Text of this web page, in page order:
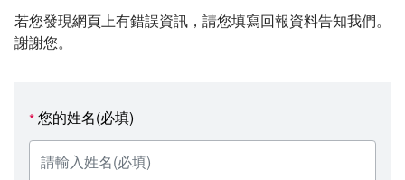
若您發現網頁上有錯誤資訊，請您填寫回報資料告知我們。
謝謝您。
*您的姓名(必填)